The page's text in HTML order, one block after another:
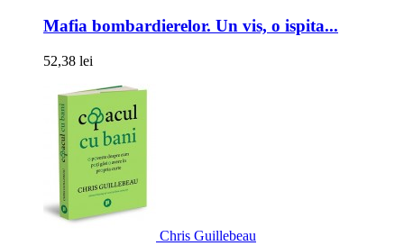
Mafia bombardierelor. Un vis, o ispita...
52,38 lei
Chris Guillebeau